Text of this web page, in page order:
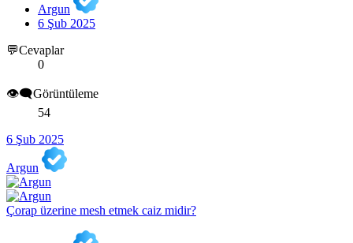
Argun
6 Şub 2025
💬Cevaplar
0
👁️‍🗨️Görüntüleme
54
6 Şub 2025
Argun
Çorap üzerine mesh etmek caiz midir?